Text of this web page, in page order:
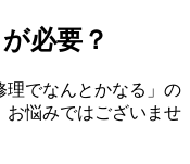
必要？
理でなんとかなる」の
お悩みではございませ